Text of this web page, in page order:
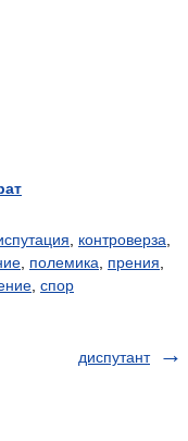
контроверза
полемика прения
спор
диспутант